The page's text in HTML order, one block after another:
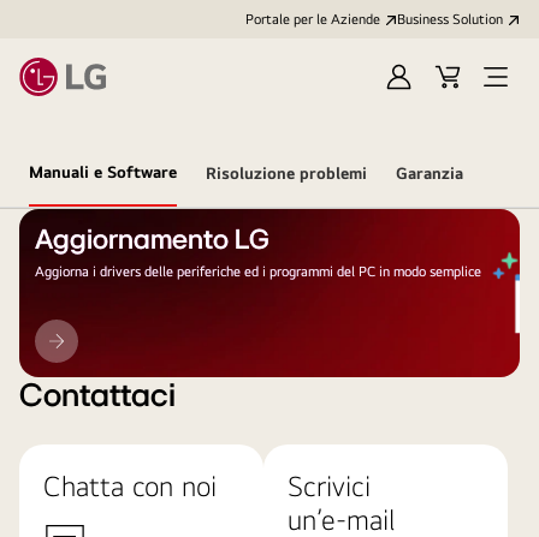
Portale per le Aziende Business Solution
AccediCart
Open
Manuali e Software Risoluzione problemi Garanzia
Aggiornamento LG
Aggiorna i drivers delle periferiche ed i programmi del PC in modo semplice
Aggiornamento
LG
Contattaci
Chatta con noi
Scrivici
un’e-mail